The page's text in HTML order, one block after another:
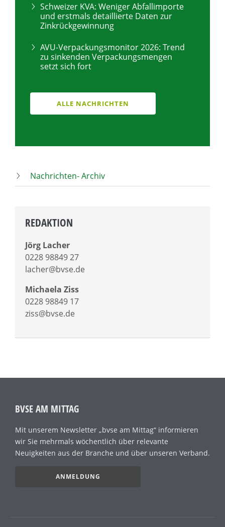
Schweizer KVA: Weniger Abfallimporte
und erstmals detaillierte Daten zur
Zinkrückgewinnung
AVU-Verpackungsmonitor 2026: Trend
zu sinkenden Verpackungsmengen
setzt sich fort
ALLE NACHRICHTEN
Nachrichten- Archiv
REDAKTION
Jörg Lacher
0228 98849 27
lacher@bvse.de
Michaela Ziss
0228 98849 17
ziss@bvse.de
BVSE AM MITTAG
Mit unserem Newsletter „bvse am Mittag“ informieren
wir Sie mehrmals wöchentlich über relevante
Neuigkeiten aus der Branche und über unseren Verband.
ANMELDUNG